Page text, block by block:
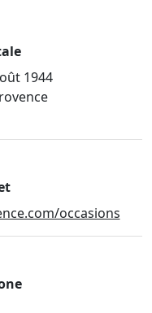
1944
occasions